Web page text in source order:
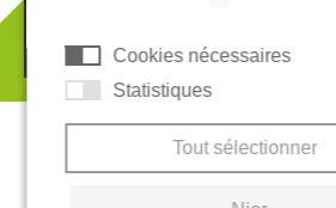
Cookies nécessaires
Statistiques
Tout sélectionner